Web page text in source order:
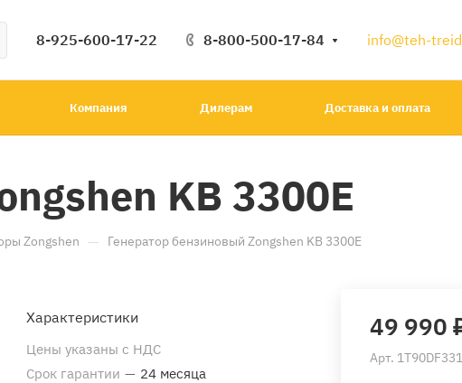
8-925-600-17-22 8-800-500-17-84 info@teh-
Компания Дилерам Доставка и оплата
KB 3300E
Zongshen — Генератор бензиновый Zongshen KB 3300E
49 990
Арт. 1T90DF331
Характеристики
Цены указаны с НДС
Срок гарантии — 24 месяца